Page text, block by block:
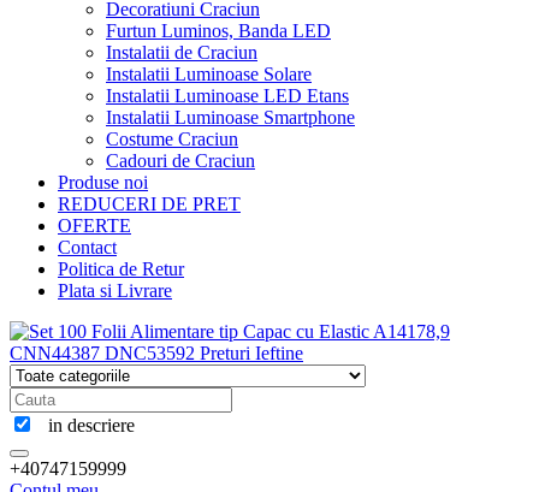
Decoratiuni Craciun
Furtun Luminos, Banda LED
Instalatii de Craciun
Instalatii Luminoase Solare
Instalatii Luminoase LED Etans
Instalatii Luminoase Smartphone
Costume Craciun
Cadouri de Craciun
Produse noi
REDUCERI DE PRET
OFERTE
Contact
Politica de Retur
Plata si Livrare
in descriere
+40747159999